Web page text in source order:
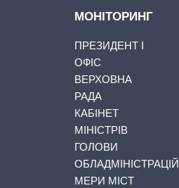
МОНІТОРИНГ
ПРЕЗИДЕНТ І
ОФІС
ВЕРХОВНА
РАДА
КАБІНЕТ
МІНІСТРІВ
ГОЛОВИ
ОБЛАДМІНІСТРАЦІЙ
МЕРИ МІСТ